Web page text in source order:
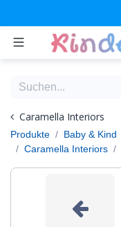
Caramella Interiors
Produkte
Baby & Kind
Caramella Interiors